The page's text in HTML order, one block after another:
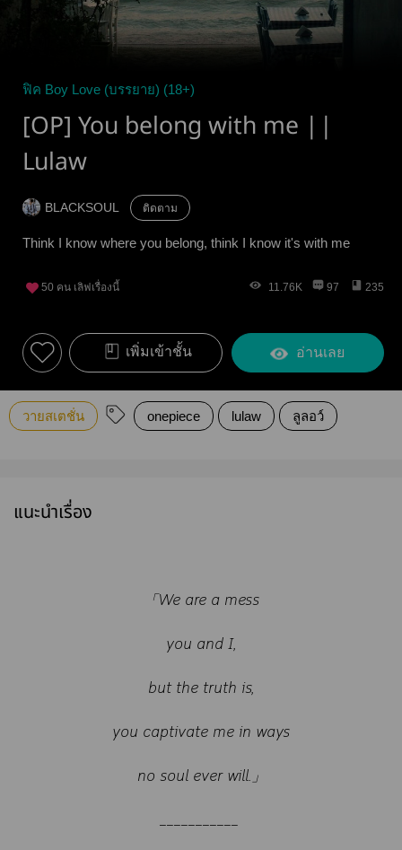
ฟิค Boy Love (บรรยาย) (18+)
[OP] You belong with me ||
Lulaw
BLACKSOUL ติดตาม
Think I know where you belong, think I know it's with me
50 คน เลิฟเรื่องนี้ 11.76K 97 235
เพิ่มเข้าชั้น อ่านเลย
วายสเตชั่น onepiece lulaw ลูลอว์
แนะนำเรื่อง
「We are a mess
you and I,
but the truth is,
you captivate me in ways
no soul ever will.」
___________